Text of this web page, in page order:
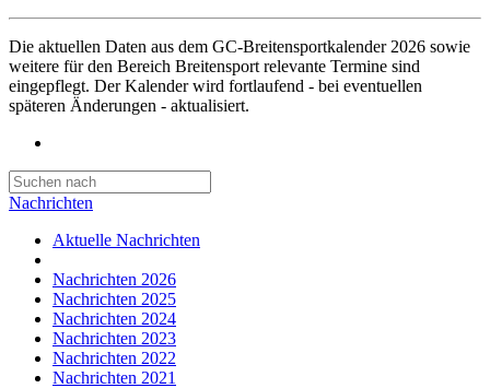
Die aktuellen Daten aus dem GC-Breitensportkalender 2026 sowie
weitere für den Bereich Breitensport relevante Termine sind
eingepflegt. Der Kalender wird fortlaufend - bei eventuellen
späteren Änderungen - aktualisiert.
Nachrichten
Aktuelle Nachrichten
Nachrichten 2026
Nachrichten 2025
Nachrichten 2024
Nachrichten 2023
Nachrichten 2022
Nachrichten 2021